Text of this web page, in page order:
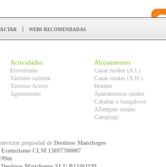
| webs recomendadas
Actividades
Ecoturismo
Turismo cultural
Turismo Activo
Agroturismo
Alojamientos
Casas rurales (A.I.)
Casas rurales (A.H.)
Hoteles
Apartamentos rurales
Cabañas o bungalows
Albergues rurales
Campings
propiedad de Destinos Manchegos
CLM 13697700007